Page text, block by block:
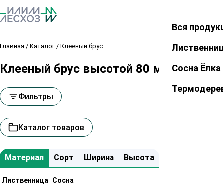
Закрыть
Вся
Сосна Ёлка
Главная / Каталог/ Клееный брус
Клееный брус высотой 80 мм
Фильтры
Каталог товаров
Материал Сорт Ширина Высота
Лиственница Сосна